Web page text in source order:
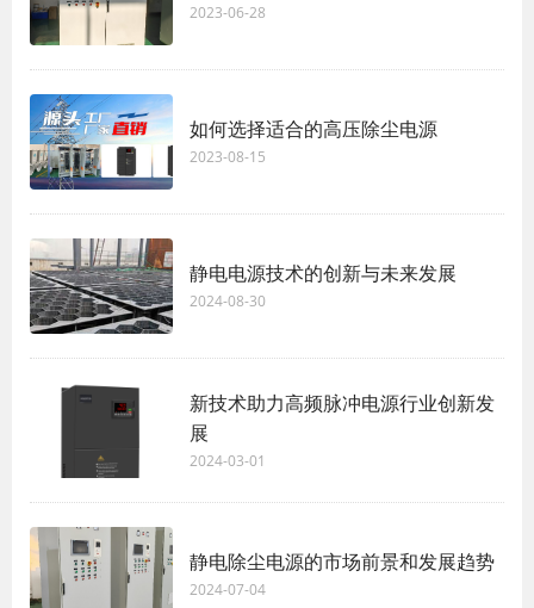
2023-06-28
如何选择适合的高压除尘电源
2023-08-15
静电电源技术的创新与未来发展
2024-08-30
新技术助力高频脉冲电源行业创新发
展
2024-03-01
静电除尘电源的市场前景和发展趋势
2024-07-04